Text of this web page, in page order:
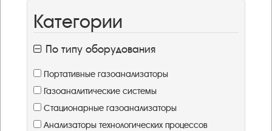
Категории
По типу оборудования
Портативные газоанализаторы
Газоаналитические системы
Стационарные газоанализаторы
Анализаторы технологических процессов